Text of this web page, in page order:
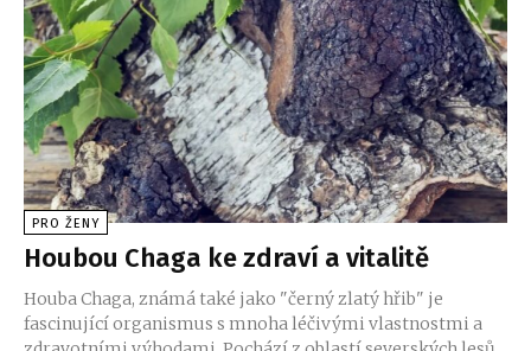
PRO ŽENY
Houbou Chaga ke zdraví a vitalitě
Houba Chaga, známá také jako "černý zlatý hřib" je
fascinující organismus s mnoha léčivými vlastnostmi a